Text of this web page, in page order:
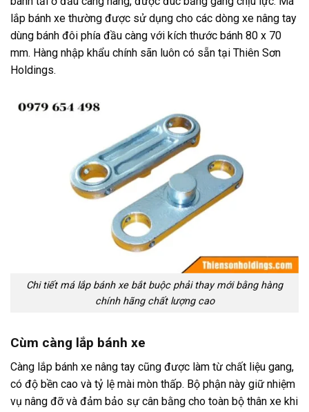
lắp bánh xe thường được sử dụng cho các dòng xe nâng tay
dùng bánh đôi phía đầu càng với kích thước bánh 80 x 70
mm. Hàng nhập khẩu chính sãn luôn có sẵn tại Thiên Sơn
Holdings.
Chi tiết má lắp bánh xe bắt buộc phải thay mới bằng hàng
chính hãng chất lượng cao
Cùm càng lắp bánh xe
Càng lắp bánh xe nâng tay cũng được làm từ chất liệu gang,
có độ bền cao và tỷ lệ mài mòn thấp. Bộ phận này giữ nhiệm
vụ nâng đỡ và đảm bảo sự cân bằng cho toàn bộ thân xe khi